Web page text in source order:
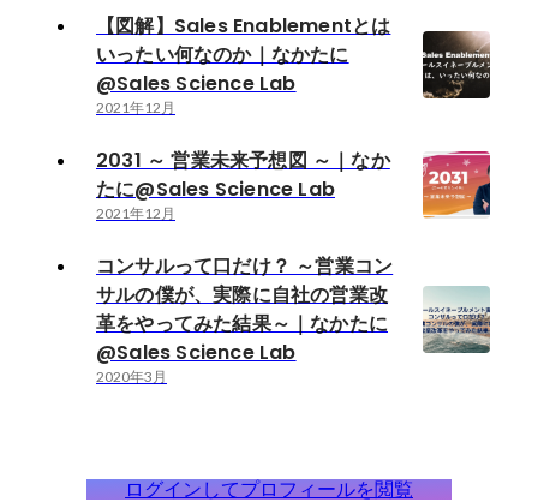
【図解】Sales Enablementとは
いったい何なのか｜なかたに
@Sales Science Lab
2021年12月
2031 ～ 営業未来予想図 ～｜なか
たに@Sales Science Lab
2021年12月
コンサルって口だけ？ ～営業コン
サルの僕が、実際に自社の営業改
革をやってみた結果～｜なかたに
@Sales Science Lab
2020年3月
ログインしてプロフィールを閲覧